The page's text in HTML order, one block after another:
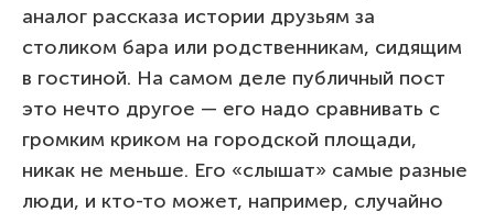
аналог рассказа истории друзьям за
столиком бара или родственникам, сидящим
в гостиной. На самом деле публичный пост
это нечто другое — его надо сравнивать с
громким криком на городской площади,
никак не меньше. Его «слышат» самые разные
люди, и кто-то может, например, случайно